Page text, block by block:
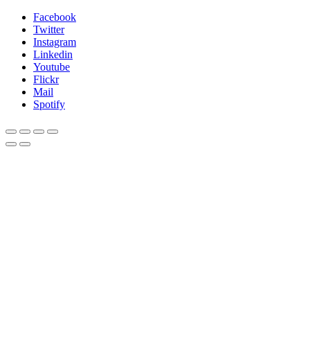
Facebook
Twitter
Instagram
Linkedin
Youtube
Flickr
Mail
Spotify